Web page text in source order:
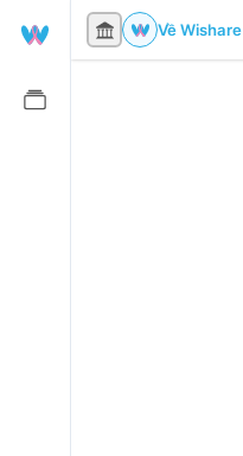
Về Wishare